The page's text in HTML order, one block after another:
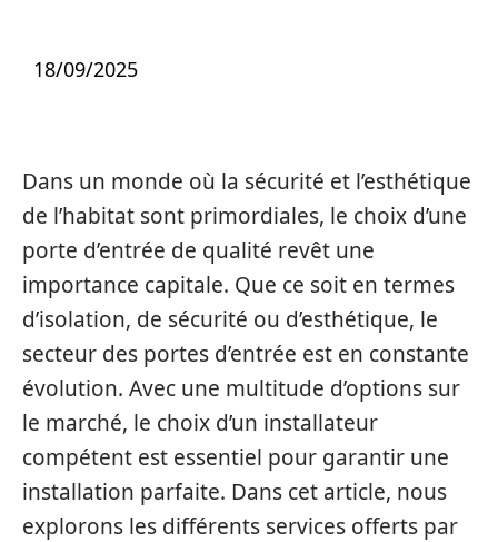
18/09/2025
Dans un monde où la sécurité et l’esthétique
de l’habitat sont primordiales, le choix d’une
porte d’entrée de qualité revêt une
importance capitale. Que ce soit en termes
d’isolation, de sécurité ou d’esthétique, le
secteur des portes d’entrée est en constante
évolution. Avec une multitude d’options sur
le marché, le choix d’un installateur
compétent est essentiel pour garantir une
installation parfaite. Dans cet article, nous
explorons les différents services offerts par